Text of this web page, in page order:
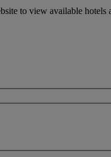
to view available hotels